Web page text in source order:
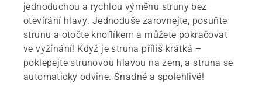
jednoduchou a rychlou výměnu struny bez
otevírání hlavy. Jednoduše zarovnejte, posuňte
strunu a otočte knoflíkem a můžete pokračovat
ve vyžínání! Když je struna příliš krátká –
poklepejte strunovou hlavou na zem, a struna se
automaticky odvine. Snadné a spolehlivé!